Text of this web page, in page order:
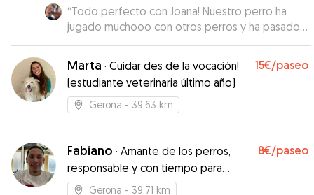
“Todo perfecto con Joana! Nuestro perro ha
jugado muchooo con otros perros y ha pasado
un rato genial. In total confianza con Joana. No
dudaremos de dejarlo de nuevo con ella.
Gracias!
Marta · Cuidar des de la vocación!
(estudiante veterinaria último año)
15€/paseo
Gerona - 39.63 km
Fabiano · Amante de los perros,
responsable y con tiempo para
mimarlos 🦴
8€/paseo
Gerona - 39.71 km